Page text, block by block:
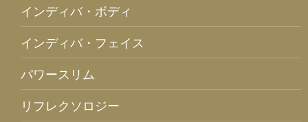
インディバ・ボディ
インディバ・フェイス
パワースリム
リフレクソロジー